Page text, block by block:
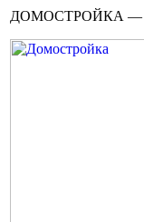
ДОМОСТРОЙКА —